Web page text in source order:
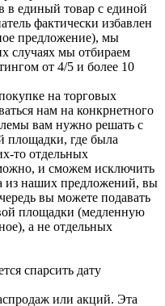
в единый товар с единой
фактически избавлен
предложение), мы
случаях мы отбираем
от 4/5 и более 10
на торговых
нам на конкрнетного
вам нужно решать с
площадки, где была
то отдельных
и сможем исключить
из наших предложений, вы
вы можете подавать
площадки (медленную
а не отдельных
спарсить дату
или акций. Эта